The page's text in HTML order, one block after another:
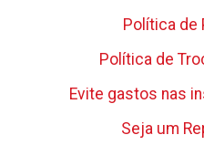
Política de
Política de
Evite gastos nas
Seja um